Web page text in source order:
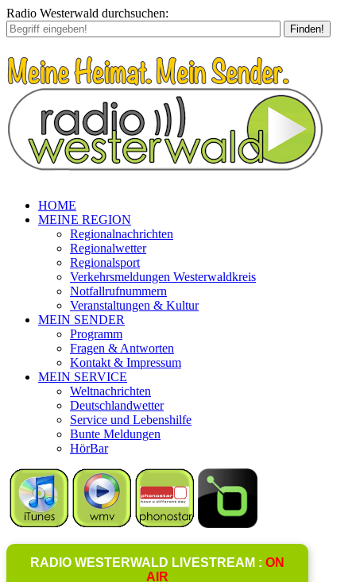
Radio Westerwald durchsuchen:
Finden!
HOME
MEINE REGION
Regionalnachrichten
Regionalwetter
Regionalsport
Verkehrsmeldungen Westerwaldkreis
Notfallrufnummern
Veranstaltungen & Kultur
MEIN SENDER
Programm
Fragen & Antworten
Kontakt & Impressum
MEIN SERVICE
Weltnachrichten
Deutschlandwetter
Service und Lebenshilfe
Bunte Meldungen
HörBar
RADIO WESTERWALD LIVESTREAM : ON
AIR